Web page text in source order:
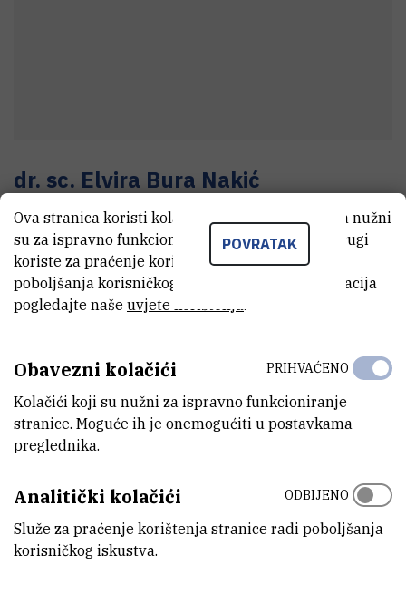
dr. sc. Elvira Bura Nakić
Znanstveni savjetnik
E-MAIL
Elvira.Bura.Nakic@irb.hr
+385 99 347 3334
INTERNI BROJ
.
ZAVOD
Laboratorij za fizičku kemiju tragova
POVRATAK
Ova stranica koristi kolačiće. Neki od tih kolačića nužni
su za ispravno funkcioniranje stranice, dok se drugi
koriste za praćenje korištenja stranice radi
poboljšanja korisničkog iskustva. Za više informacija
pogledajte naše uvjete korištenja
Obavezni kolačići
Kolačići koji su nužni za ispravno funkcioniranje
stranice. Moguće ih je onemogućiti u postavkama
preglednika.
PRIHVAĆENO
Analitički kolačići
Služe za praćenje korištenja stranice radi poboljšanja
korisničkog iskustva.
ODBIJENO